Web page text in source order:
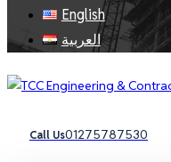
English
العربية
Call Us01275787530